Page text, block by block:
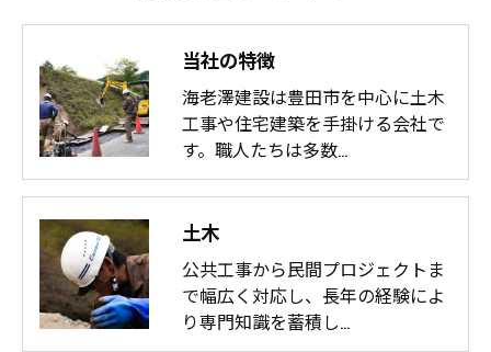
当社の特徴
海老澤建設は豊田市を中心に土木
工事や住宅建築を手掛ける会社で
す。職人たちは多数…
土木
公共工事から民間プロジェクトま
で幅広く対応し、長年の経験によ
り専門知識を蓄積し…